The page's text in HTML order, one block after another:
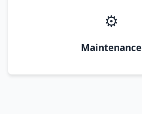
⚙️
Maintenance